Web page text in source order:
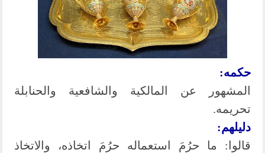
حكمه:
المشهور عن المالكية والشافعية والحنابلة
تحريمه.
دليلهم:
قالوا: ما حرُمَ استعماله حرُمَ اتخاذه، والاتخاذ